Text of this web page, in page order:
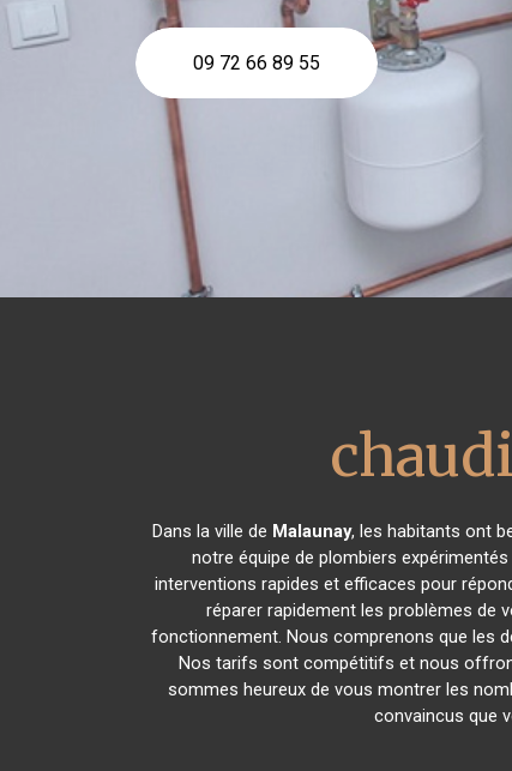
09 72 66 89 55
Dans la ville de Malaunay, les habitants ont
notre équipe de plombiers
interventions rapides et efficaces pour
réparer rapidement les problèmes de
fonctionnement. Nous comprenons que les
Nos tarifs sont compétitifs et nous
sommes heureux de vous montrer les
convaincus que